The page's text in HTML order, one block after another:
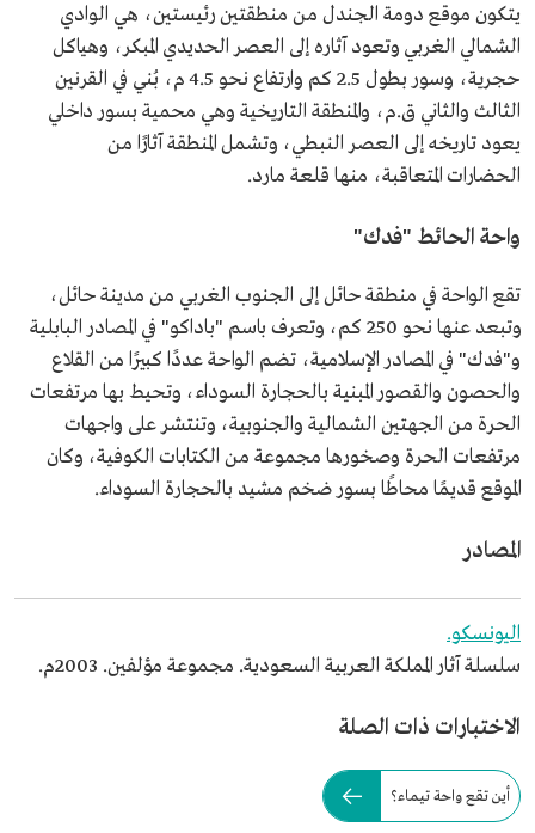
يتكون موقع دومة الجندل من منطقتين رئيستين، هي الوادي
الشمالي الغربي وتعود آثاره إلى العصر الحديدي المبكر، وهياكل
حجرية، وسور بطول 2.5 كم وارتفاع نحو 4.5 م، بُني في القرنين
الثالث والثاني ق.م، والمنطقة التاريخية وهي محمية بسور داخلي
يعود تاريخه إلى العصر النبطي، وتشمل المنطقة آثارًا من
الحضارات المتعاقبة، منها قلعة مارد.
واحة الحائط "فدك"
تقع الواحة في منطقة حائل إلى الجنوب الغربي من مدينة حائل،
وتبعد عنها نحو 250 كم، وتعرف باسم "باداكو" في المصادر البابلية
و"فدك" في المصادر الإسلامية، تضم الواحة عددًا كبيرًا من القلاع
والحصون والقصور المبنية بالحجارة السوداء، وتحيط بها مرتفعات
الحرة من الجهتين الشمالية والجنوبية، وتنتشر على واجهات
مرتفعات الحرة وصخورها مجموعة من الكتابات الكوفية، وكان
الموقع قديمًا محاطًا بسور ضخم مشيد بالحجارة السوداء.
المصادر
اليونسكو.
سلسلة آثار المملكة العربية السعودية. مجموعة مؤلفين. 2003م.
الاختبارات ذات الصلة
أين تقع واحة تيماء؟